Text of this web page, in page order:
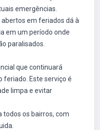
emergências.
em feriados dá à
em um período onde
paralisados.
que continuará
Este serviço é
limpa e evitar
todos os bairros, com